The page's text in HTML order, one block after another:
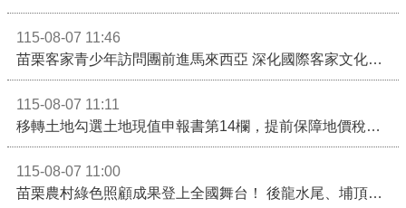
115-08-07 11:46
苗栗客家青少年訪問團前進馬來西亞 深化國際客家文化交流
115-08-07 11:11
移轉土地勾選土地現值申報書第14欄，提前保障地價稅節稅權益
115-08-07 11:00
苗栗農村綠色照顧成果登上全國舞台！ 後龍水尾、埔頂社區前進2026高齡健康產業博覽會